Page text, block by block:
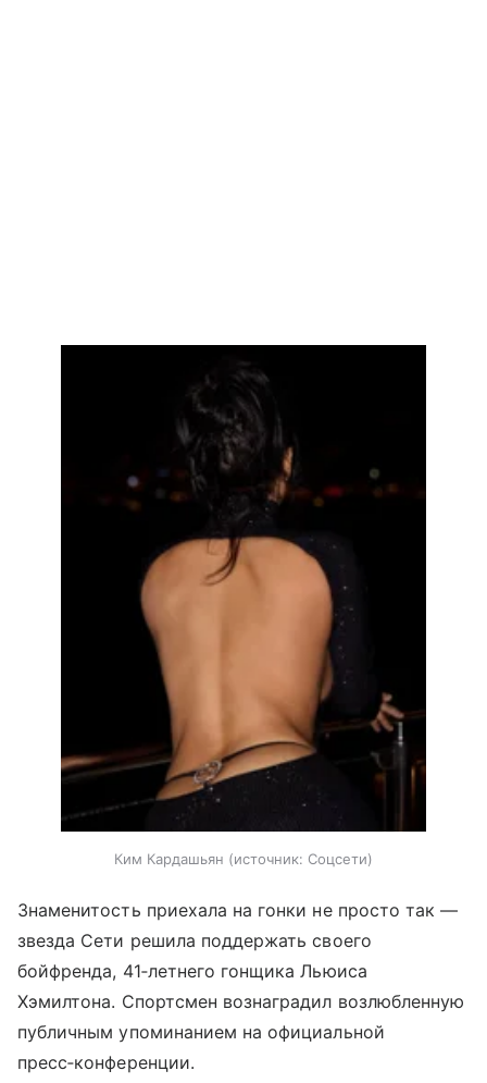
Ким Кардашьян источник: Соцсети
Знаменитость приехала на гонки не просто так —
звезда Сети решила поддержать своего
бойфренда, 41‑летнего гонщика Льюиса
Хэмилтона. Спортсмен вознаградил возлюбленную
публичным упоминанием на официальной
пресс‑конференции.